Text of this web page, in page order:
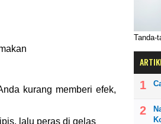
kurang memberi efek,
lalu peras di gelas
Tanda-